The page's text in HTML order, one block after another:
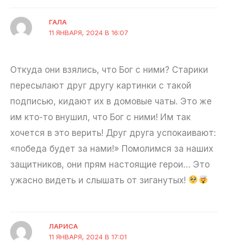
ГАЛА
11 ЯНВАРЯ, 2024 В 16:07
Откуда они взялись, что Бог с ними? Старики
пересылают друг другу картинки с такой
подписью, кидают их в домовые чаты. Это же
им кто-то внушил, что Бог с ними! Им так
хочется в это верить! Друг друга успокаивают:
«победа будет за нами!» Помолимся за наших
защитников, они прям настоящие герои… Это
ужасно видеть и слышать от зиганутых!
ЛАРИСА
11 ЯНВАРЯ, 2024 В 17:01